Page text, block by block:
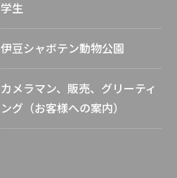
学生
伊豆シャボテン動物公園
カメラマン、販売、グリーティ
ング（お客様への案内）